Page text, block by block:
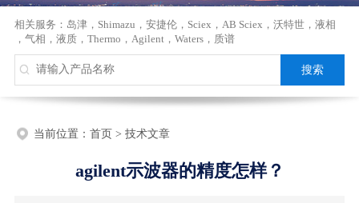
相关服务： 岛津， Shimazu ， 安捷伦， Sciex ， AB Sciex ， 沃特世， 液相
， 气相 ， 液质， Thermo ， Agilent ， Waters， 质谱
当前位置： 首页> 技术文章
agilent示波器的精度怎样？